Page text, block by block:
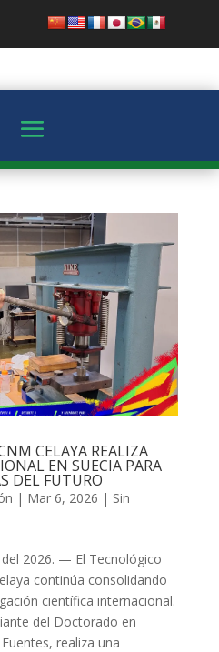
CELAYA REALIZA
EN SUECIA PARA
DEL FUTURO
| Mar 6, 2026 | Sin
2026. — El Tecnológico
continúa consolidando
científica internacional.
del Doctorado en
realiza una